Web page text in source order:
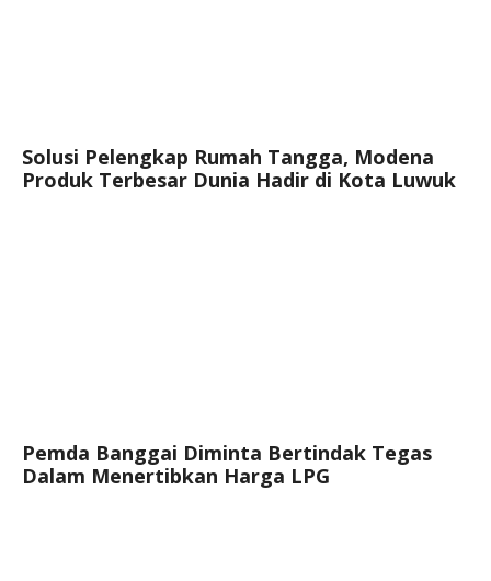
Solusi Pelengkap Rumah Tangga, Modena
Produk Terbesar Dunia Hadir di Kota Luwuk
Pemda Banggai Diminta Bertindak Tegas
Dalam Menertibkan Harga LPG